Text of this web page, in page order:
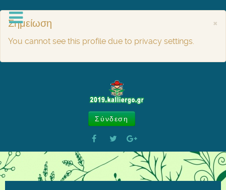
×
Σημείωση
You cannot see this profile due to privacy settings.
Σύνδεση